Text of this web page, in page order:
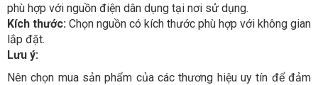
phù hợp với nguồn điện dân dụng tại nơi sử dụng.
Kích thước: Chọn nguồn có kích thước phù hợp với không gian
lắp đặt.
Lưu ý:
Nên chọn mua sản phẩm của các thương hiệu uy tín để đảm